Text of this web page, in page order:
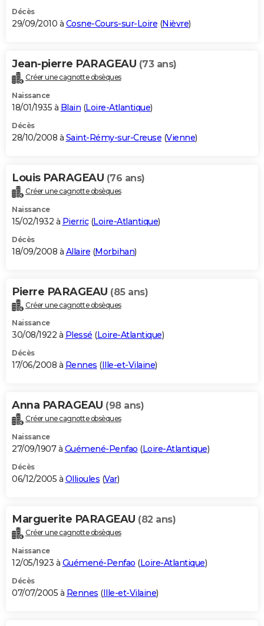
Décès
29/09/2010 à Cosne-Cours-sur-Loire (Nièvre)
Jean-pierre PARAGEAU (73 ans)
Créer une cagnotte obsèques
Naissance
18/01/1935 à Blain (Loire-Atlantique)
Décès
28/10/2008 à Saint-Rémy-sur-Creuse (Vienne)
Louis PARAGEAU (76 ans)
Créer une cagnotte obsèques
Naissance
15/02/1932 à Pierric(Loire-Atlantique)
Décès
18/09/2008 à Allaire (Morbihan)
Pierre PARAGEAU (85 ans)
Créer une cagnotte obsèques
Naissance
30/08/1922 à Plessé (Loire-Atlantique)
Décès
17/06/2008 à Rennes (Ille-et-Vilaine)
Anna PARAGEAU (98 ans)
Créer une cagnotte obsèques
Naissance
27/09/1907 à Guémené-Penfao (Loire-Atlantique)
Décès
06/12/2005 à Ollioules (Var)
Marguerite PARAGEAU (82 ans)
Créer une cagnotte obsèques
Naissance
12/05/1923 à Guémené-Penfao (Loire-Atlantique)
Décès
07/07/2005 à Rennes (Ille-et-Vilaine)